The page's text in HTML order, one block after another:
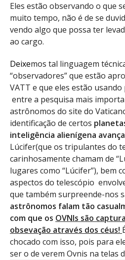
Eles estão observando o que
muito tempo, não é de se
vendo algo que possa ter
ao cargo.
Deixemos tal linguagem
“observadores” que estão
VATT e que eles estão usando
entre a pesquisa mais
astrônomos do site do
identificação de certos
inteligência alienígena
Lúcifer(que os tripulantes do
carinhosamente chamam de
lugares como “Lúcifer”), bem
aspectos do telescópio
que também surpreende-nos
astrônomos falam tão
com que os OVNIs são
obsevação através dos céus!
chocado com isso, pois para
ser o de verem Ovnis na telas